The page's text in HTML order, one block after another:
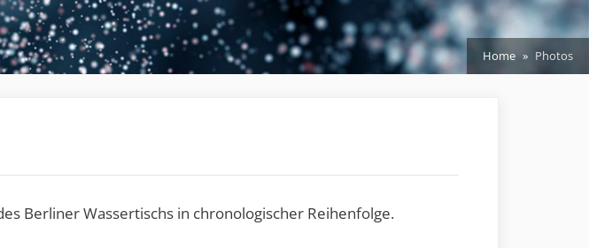
Home Photos
Berliner Wassertischs in chronologischer Reihenfolge.